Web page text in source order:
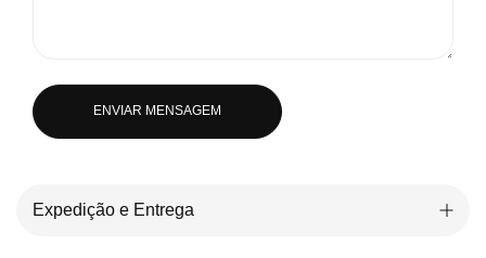
ENVIAR MENSAGEM
Expedição e Entrega